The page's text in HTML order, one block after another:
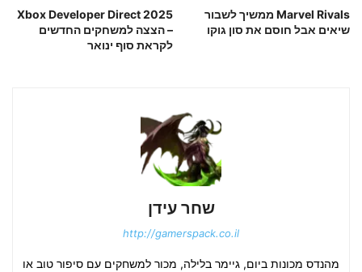
Xbox Developer Direct 2025
– הצצה למשחקים החדשים
לקראת סוף ינואר
Marvel Rivals ממשיך לשבור
שיאים אבל חוסם את סון גוקו
שחר עידן
http://gamerspack.co.il
מהנדס מכונות ביום, גיימר בלילה, מכור למשחקים עם סיפור טוב או